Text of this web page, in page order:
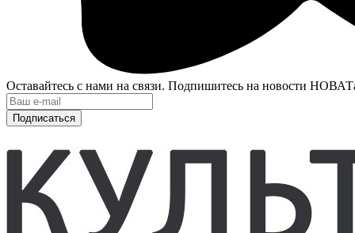
Оставайтесь с нами на связи. Подпишитесь на новости
Подписаться